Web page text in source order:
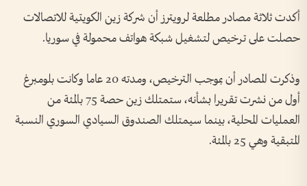
أكدت ​ثلاثة مصادر مطلعة لرويترز أن شركة زين الكويتية ⁠للاتصالات
حصلت على ترخيص لتشغيل شبكة ‌هواتف محمولة في ‌سوريا.
وذكرت المصادر أن ‌بموجب الترخيص، ‌ومدته 20 ‌عاما وكانت ​بلومبرغ
أول من ‌نشرت ​تقريرا ⁠بشأنه، ستمتلك ​زين ⁠حصة 75 بالمئة ⁠من
العمليات المحلية، ⁠بينما سيمتلك الصندوق السيادي السوري النسبة
المتبقية وهي 25 ‌بالمئة.